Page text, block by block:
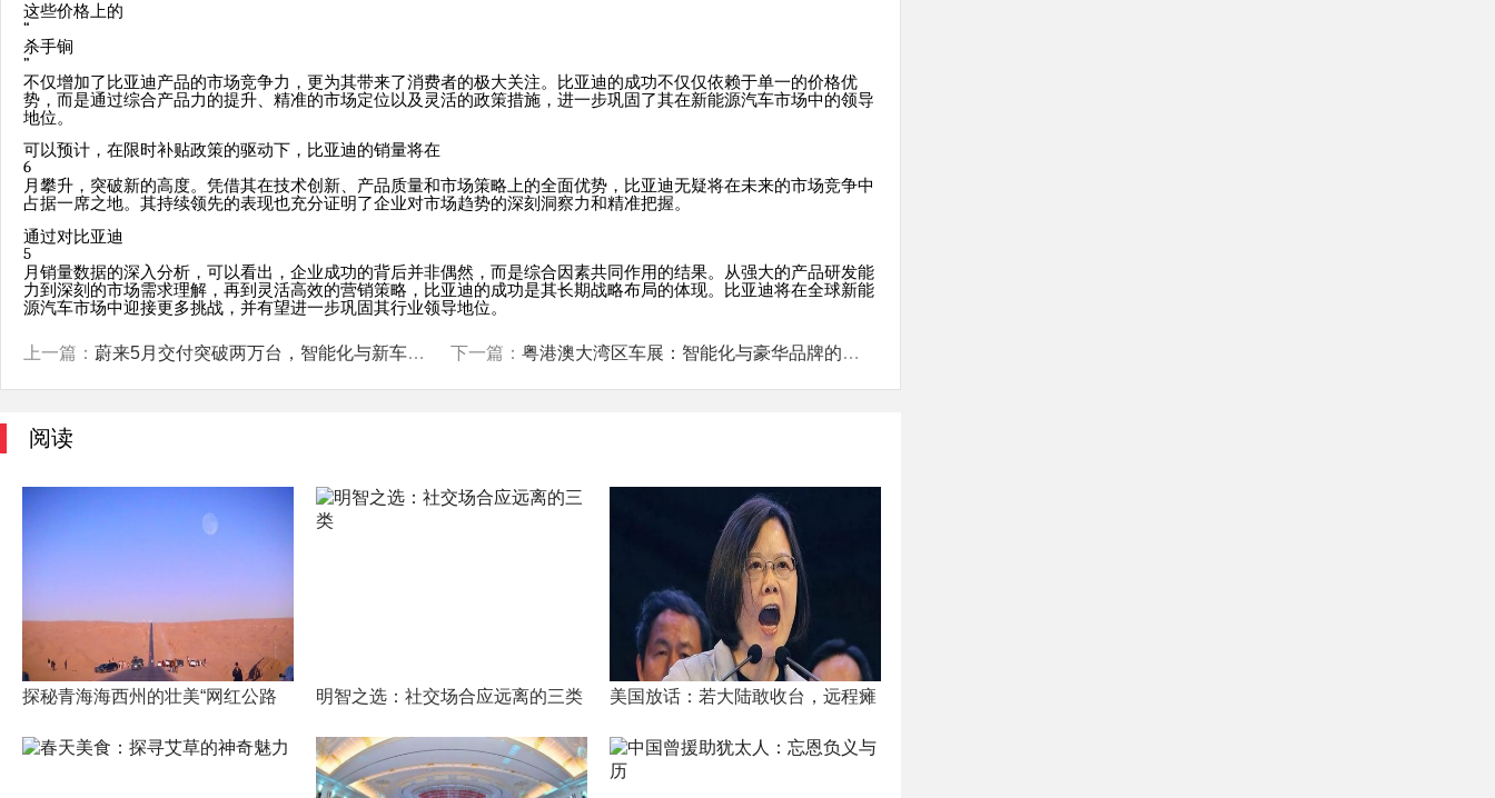
这些价格上的
“
杀手锏
”
不仅增加了比亚迪产品的市场竞争力，更为其带来了消费者的极大关注。比亚迪的成功不仅仅依赖于单一的价格优
势，而是通过综合产品力的提升、精准的市场定位以及灵活的政策措施，进一步巩固了其在新能源汽车市场中的领导
地位。
可以预计，在限时补贴政策的驱动下，比亚迪的销量将在
6
月攀升，突破新的高度。凭借其在技术创新、产品质量和市场策略上的全面优势，比亚迪无疑将在未来的市场竞争中
占据一席之地。其持续领先的表现也充分证明了企业对市场趋势的深刻洞察力和精准把握。
通过对比亚迪
5
月销量数据的深入分析，可以看出，企业成功的背后并非偶然，而是综合因素共同作用的结果。从强大的产品研发能
力到深刻的市场需求理解，再到灵活高效的营销策略，比亚迪的成功是其长期战略布局的体现。比亚迪将在全球新能
源汽车市场中迎接更多挑战，并有望进一步巩固其行业领导地位。
上一篇： 蔚来5月交付突破两万台，智能化与新车型推动市场增长 下一篇： 粤港澳大湾区车展：智能化与豪华品牌的深度融合
阅读
探秘青海海西州的壮美“网红公路 明智之选：社交场合应远离的三类 美国放话：若大陆敢收台，远程瘫